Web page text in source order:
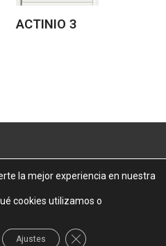
ACTINIO 3
Paralela 2- Parcela 16
986 337 778
| Política de Privacidad
la mejor experiencia en nuestra
cookies utilizamos o
Ajustes Cerrar el banner de